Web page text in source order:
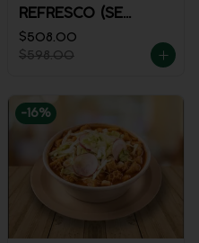
REFRESCO (SE
ENVÍA FRÍO)
$508.00
$598.00
-16%